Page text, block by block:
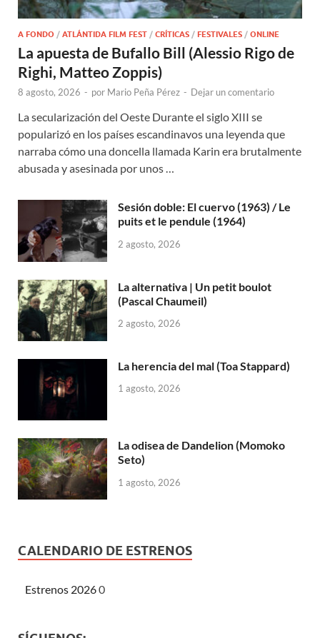
A FONDO / ATLÁNTIDA FILM FEST / CRÍTICAS / FESTIVALES / ONLINE
La apuesta de Bufallo Bill (Alessio Rigo de
Righi, Matteo Zoppis)
8 agosto, 2026 - por Mario Peña Pérez - Dejar un comentario
La secularización del Oeste Durante el siglo XIII se
popularizó en los países escandinavos una leyenda que
narraba cómo una doncella llamada Karin era brutalmente
abusada y asesinada por unos …
Sesión doble: El cuervo (1963) / Le
puits et le pendule (1964)
2 agosto, 2026
La alternativa | Un petit boulot
(Pascal Chaumeil)
2 agosto, 2026
La herencia del mal (Toa Stappard)
1 agosto, 2026
La odisea de Dandelion (Momoko
Seto)
1 agosto, 2026
CALENDARIO DE ESTRENOS
Estrenos 20260